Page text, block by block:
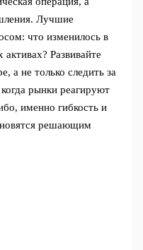
Лучшие
что изменилось в
Развивайте
а не только следить за
рынки реагируют
именно гибкость и
решающим